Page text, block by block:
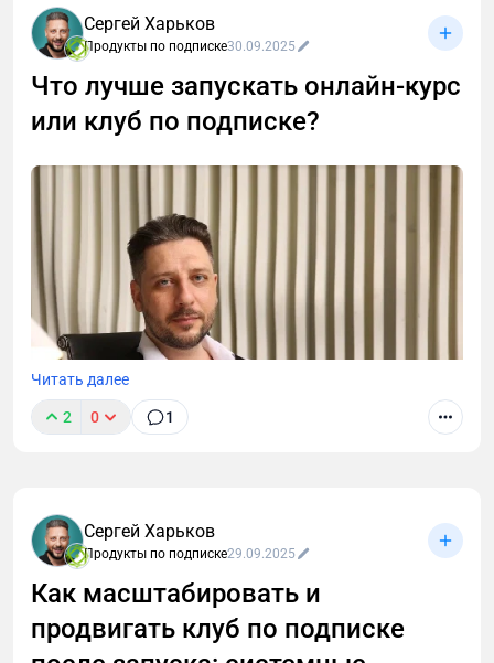
механики вовлечения и мощные инструменты
продаж. В этой статье разберём, как использовать
Telegram для продвижения клуба по подписке: от
привлечения подписчиков до удержания
участников.
Сергей Харьков
Продукты по подписке30.09.2025
Что лучше запускать онлайн-курс
или клуб по подписке?
Как монетизировать своих подписчиков в
соцсетях? Ответ очевиден — создать клуб по
подписке. А если нет базы? Не проблема. В статье
Читать далее
2 0 1
Сергей Харьков
Продукты по подписке29.09.2025
Как масштабировать и
продвигать клуб по подписке